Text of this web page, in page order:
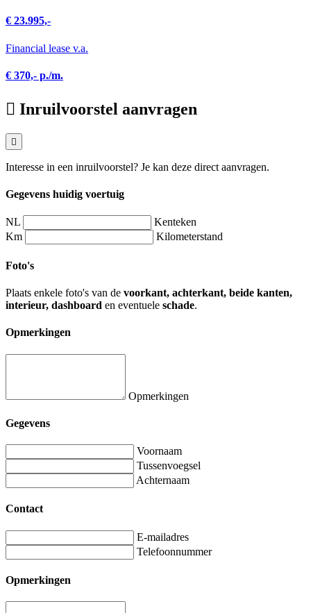
€ 23.995,-
Financial lease v.a.
€ 370,- p./m.
Inruilvoorstel aanvragen
Interesse in een inruilvoorstel? Je kan deze direct aanvragen.
Gegevens huidig voertuig
NL
Kenteken
Km
Kilometerstand
Foto's
Plaats enkele foto's van de voorkant, achterkant, beide kanten,
interieur, dashboard en eventuele schade.
Opmerkingen
Opmerkingen
Gegevens
Voornaam
Tussenvoegsel
Achternaam
Contact
E-mailadres
Telefoonnummer
Opmerkingen